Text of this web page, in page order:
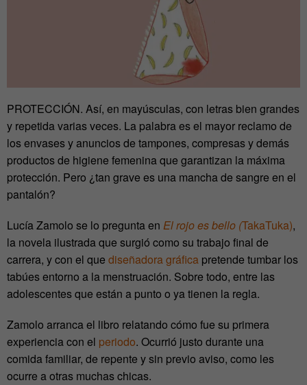
PROTECCIÓN. Así, en mayúsculas, con letras bien grandes
y repetida varias veces. La palabra es el mayor reclamo de
los envases y anuncios de tampones, compresas y demás
productos de higiene femenina que garantizan la máxima
protección. Pero ¿tan grave es una mancha de sangre en el
pantalón?
Lucía Zamolo se lo pregunta en El rojo es bello (TakaTuka),
la novela ilustrada que surgió como su trabajo final de
carrera, y con el que diseñadora gráfica pretende tumbar los
tabúes entorno a la menstruación. Sobre todo, entre las
adolescentes que están a punto o ya tienen la regla.
Zamolo arranca el libro relatando cómo fue su primera
experiencia con el periodo. Ocurrió justo durante una
comida familiar, de repente y sin previo aviso, como les
ocurre a otras muchas chicas.